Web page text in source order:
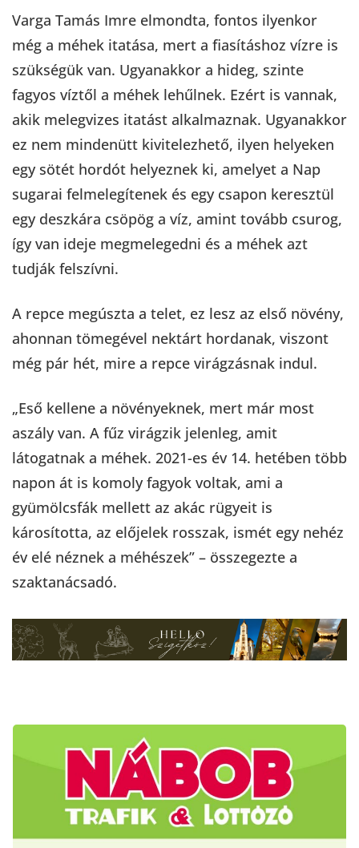
Varga Tamás Imre elmondta, fontos ilyenkor
még a méhek itatása, mert a fiasításhoz vízre is
szükségük van. Ugyanakkor a hideg, szinte
fagyos víztől a méhek lehűlnek. Ezért is vannak,
akik melegvizes itatást alkalmaznak. Ugyanakkor
ez nem mindenütt kivitelezhető, ilyen helyeken
egy sötét hordót helyeznek ki, amelyet a Nap
sugarai felmelegítenek és egy csapon keresztül
egy deszkára csöpög a víz, amint tovább csurog,
így van ideje megmelegedni és a méhek azt
tudják felszívni.
A repce megúszta a telet, ez lesz az első növény,
ahonnan tömegével nektárt hordanak, viszont
még pár hét, mire a repce virágzásnak indul.
„Eső kellene a növényeknek, mert már most
aszály van. A fűz virágzik jelenleg, amit
látogatnak a méhek. 2021-es év 14. hetében több
napon át is komoly fagyok voltak, ami a
gyümölcsfák mellett az akác rügyeit is
károsította, az előjelek rosszak, ismét egy nehéz
év elé néznek a méhészek” – összegezte a
szaktanácsadó.